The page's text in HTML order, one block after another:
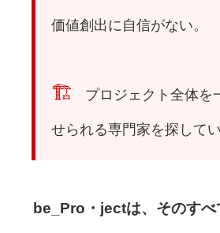
価値創出に自信がない。
🏗️ プロジェクト全体を
せられる専門家を探してい
be_Pro・jectは、そのすべ